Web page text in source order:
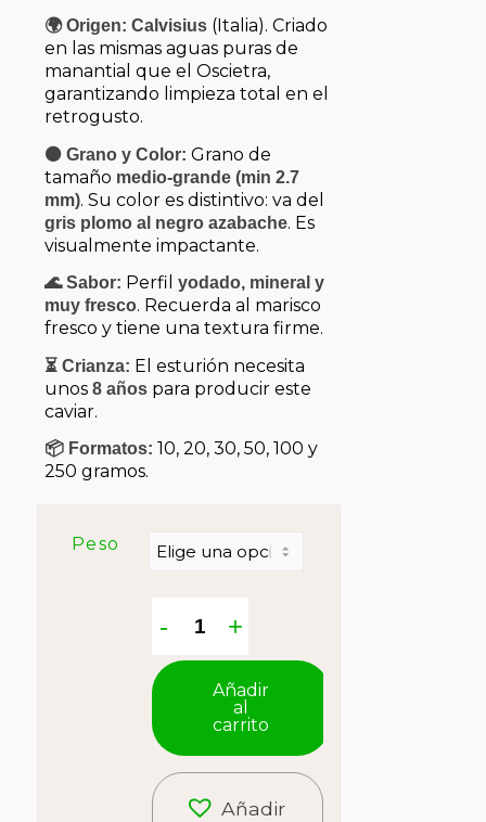
🌍 Origen: Calvisius(Italia). Criado
en las mismas aguas puras de
manantial que el Oscietra,
garantizando limpieza total en el
retrogusto.
⚫ Grano y Color: Grano de
tamaño medio-grande (min 2.7
mm). Su color es distintivo: va del
gris plomo al negro azabache. Es
visualmente impactante.
🌊 Sabor: Perfil yodado, mineral y
muy fresco. Recuerda al marisco
fresco y tiene una textura firme.
⏳ Crianza: El esturión necesita
unos 8 añospara producir este
caviar.
📦 Formatos: 10, 20, 30, 50, 100 y
250 gramos.
Peso
Añadir
al
carrito
Añadir